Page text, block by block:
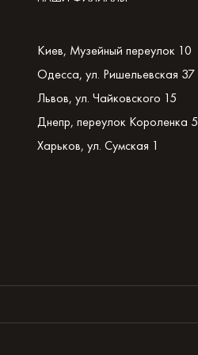
Киев, Музейный переулок 10
Одесса, ул. Ришельевская 37
Львов, ул. Чайковского 15
Днепр, переулок Короленка 5
Харьков, ул. Сумская 1